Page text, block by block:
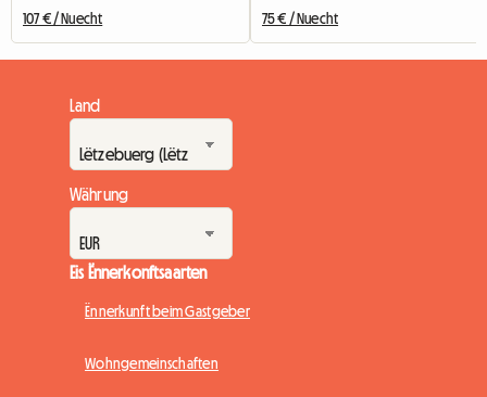
107 € / Nuecht 75 € / Nuecht
Land
Währung
Eis Ënnerkonftsaarten
Ënnerkunft beim Gastgeber
Wohngemeinschaften